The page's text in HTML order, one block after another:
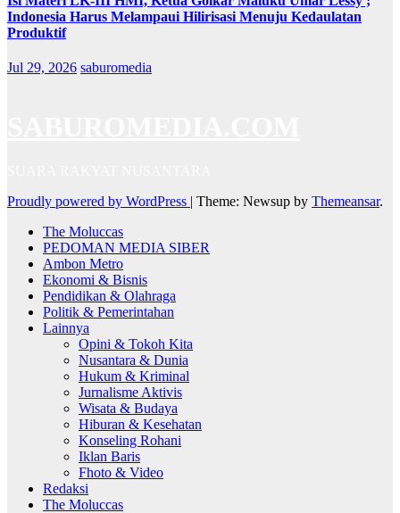
Indonesia Harus Melampaui Hilirisasi Menuju Kedaulatan
Produktif
Jul 29, 2026 saburomedia
Proudly powered by WordPress | Theme: Newsup by Themeansar.
The Moluccas
PEDOMAN MEDIA SIBER
Ambon Metro
Ekonomi & Bisnis
Pendidikan & Olahraga
Politik & Pemerintahan
Lainnya
Opini & Tokoh Kita
Nusantara & Dunia
Hukum & Kriminal
Jurnalisme Aktivis
Wisata & Budaya
Hiburan & Kesehatan
Konseling Rohani
Iklan Baris
Fhoto & Video
Redaksi
The Moluccas